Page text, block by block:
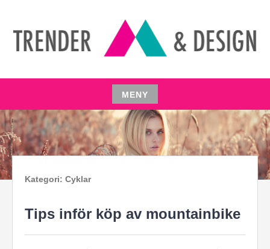
innehåll
TRENDER & FUNDAMENT
MENY
Hoppa
till
innehåll
Kategori: Cyklar
Tips inför köp av mountainbike